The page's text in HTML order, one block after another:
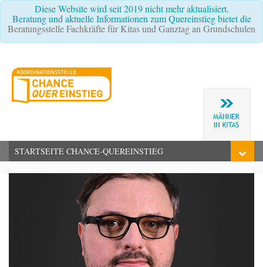
Diese Website wird seit 2019 nicht mehr aktualisiert.
Beratung und aktuelle Informationen zum Quereinstieg bietet die
Beratungsstelle Fachkräfte für Kitas und Ganztag an Grundschulen
STARTSEITE CHANCE-QUEREINSTIEG